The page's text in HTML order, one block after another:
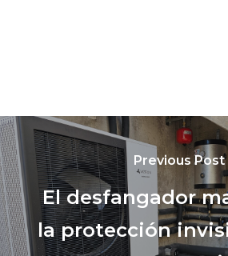
Previous Post
El desfangador
la protección